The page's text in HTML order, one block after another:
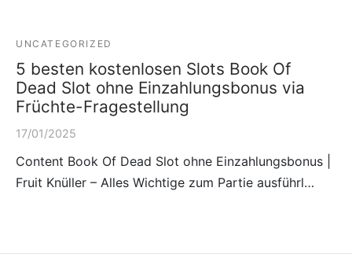
UNCATEGORIZED
5 besten kostenlosen Slots Book Of
Dead Slot ohne Einzahlungsbonus via
Früchte-Fragestellung
17/01/2025
Content Book Of Dead Slot ohne Einzahlungsbonus |
Fruit Knüller – Alles Wichtige zum Partie ausführl…